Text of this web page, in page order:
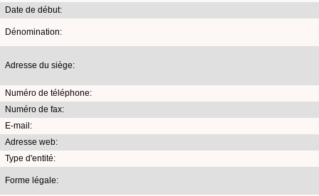
Date de début:
Dénomination:
Adresse du siège:
Numéro de téléphone:
Numéro de fax:
E-mail:
Adresse web:
Type d'entité:
Forme légale: